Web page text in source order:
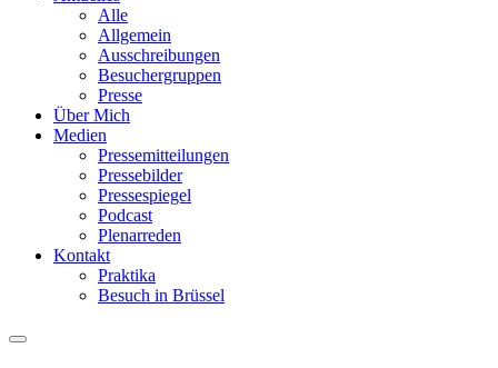
Alle
Allgemein
Ausschreibungen
Besuchergruppen
Presse
Über Mich
Medien
Pressemitteilungen
Pressebilder
Pressespiegel
Podcast
Plenarreden
Kontakt
Praktika
Besuch in Brüssel